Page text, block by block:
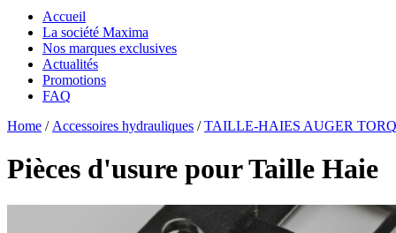
Accueil
La société Maxima
Nos marques exclusives
Actualités
Promotions
FAQ
Essentiels pour chantier
Godets
Dents de Déroctage
Râteaux
Essentiels pour chantier
GODETS & ACCESSOIRES MACS
Godets
Dents de Déroctage
Pouce de Manutention
Home / Accessoires hydrauliques /TAILLE-HAIES AUGER
Pièces d'usure pour Taille Haie